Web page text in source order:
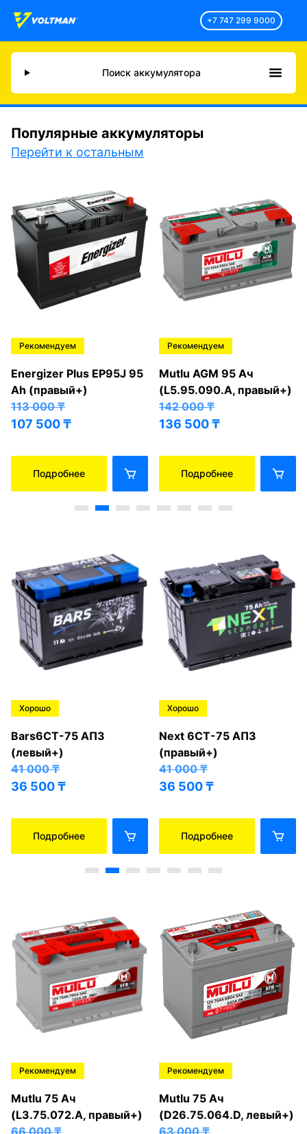
+7 747 299 9000
Поиск аккумулятора
Популярные аккумуляторы
Перейти к остальным
Рекомендуем
Energizer Plus EP95J 95
Ah (правый+)
113 000₸
107 500₸
Подробнее
Рекомендуем
Mutlu AGM 95 Ач
(L5.95.090.A, правый+)
142 000₸
136 500₸
Подробнее
Хорошо
Bars6СТ-75 АПЗ
(левый+)
41 000₸
36 500₸
Подробнее
Хорошо
Next 6СТ-75 АПЗ
(правый+)
41 000₸
36 500₸
Подробнее
Рекомендуем
Mutlu 75 Ач
(L3.75.072.A, правый+)
66 000₸
Рекомендуем
Mutlu 75 Ач
(D26.75.064.D, левый+)
63 000₸